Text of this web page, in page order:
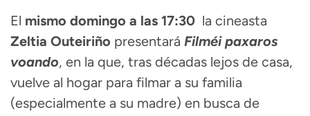
El mismo domingo a las 17:30 la cineasta
Zeltia Outeiriño presentará Filméi paxaros
voando, en la que, tras décadas lejos de casa,
vuelve al hogar para filmar a su familia
(especialmente a su madre) en busca de